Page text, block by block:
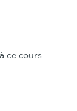
ce cours.